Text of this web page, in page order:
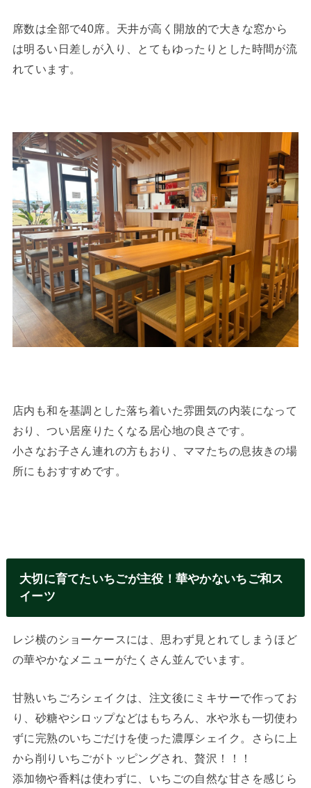
席数は全部で40席。天井が高く開放的で大きな窓から
は明るい日差しが入り、とてもゆったりとした時間が流
れています。
店内も和を基調とした落ち着いた雰囲気の内装になって
おり、つい居座りたくなる居心地の良さです。
小さなお子さん連れの方もおり、ママたちの息抜きの場
所にもおすすめです。
大切に育てたいちごが主役！華やかないちご和ス
イーツ
レジ横のショーケースには、思わず見とれてしまうほど
の華やかなメニューがたくさん並んでいます。
甘熟いちごろシェイクは、注文後にミキサーで作ってお
り、砂糖やシロップなどはもちろん、水や氷も一切使わ
ずに完熟のいちごだけを使った濃厚シェイク。さらに上
から削りいちごがトッピングされ、贅沢！！！
添加物や香料は使わずに、いちごの自然な甘さを感じら